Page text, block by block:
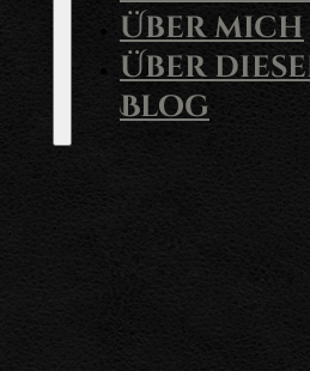
Über mich
Über
Blog